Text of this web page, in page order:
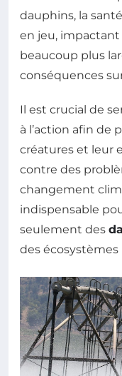
dauphins, la
en jeu,
beaucoup plus
conséquences
Il est crucial de
à l’action afin de
créatures et leur
contre des
changement
indispensable
seulement des
des écosystèmes